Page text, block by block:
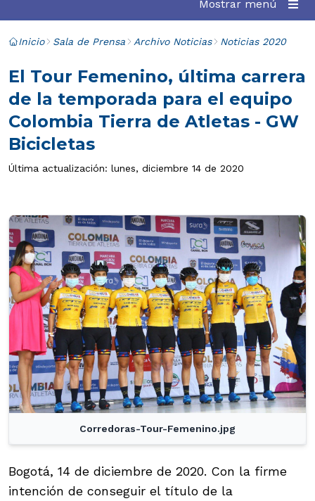
Mostrar menú
Inicio Sala de Prensa Archivo Noticias Noticias 2020
El Tour Femenino, última carrera
de la temporada para el equipo
Colombia Tierra de Atletas - GW
Bicicletas
Última actualización: lunes, diciembre 14 de 2020
Corredoras-Tour-Femenino.jpg
Bogotá, 14 de diciembre de 2020. Con la firme
intención de conseguir el título de la